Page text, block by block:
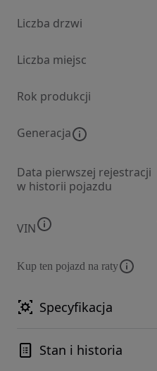
Liczba drzwi
Liczba miejsc
Rok produkcji
Generacja
Data pierwszej rejestracji
w historii pojazdu
VIN
Kup ten pojazd na raty
Specyfikacja
Stan i historia